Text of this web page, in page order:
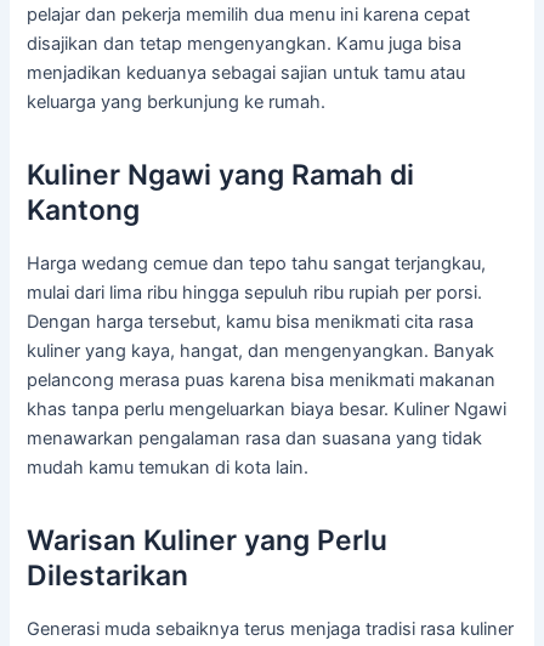
pelajar dan pekerja memilih dua menu ini karena cepat
disajikan dan tetap mengenyangkan. Kamu juga bisa
menjadikan keduanya sebagai sajian untuk tamu atau
keluarga yang berkunjung ke rumah.
Kuliner Ngawi yang Ramah di
Kantong
Harga wedang cemue dan tepo tahu sangat terjangkau,
mulai dari lima ribu hingga sepuluh ribu rupiah per porsi.
Dengan harga tersebut, kamu bisa menikmati cita rasa
kuliner yang kaya, hangat, dan mengenyangkan. Banyak
pelancong merasa puas karena bisa menikmati makanan
khas tanpa perlu mengeluarkan biaya besar. Kuliner Ngawi
menawarkan pengalaman rasa dan suasana yang tidak
mudah kamu temukan di kota lain.
Warisan Kuliner yang Perlu
Dilestarikan
Generasi muda sebaiknya terus menjaga tradisi rasa kuliner